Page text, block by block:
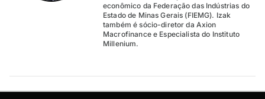
econômico da Federação das Indústrias do
Estado de Minas Gerais (FIEMG). Izak
também é sócio-diretor da Axion
Macrofinance e Especialista do Instituto
Millenium.